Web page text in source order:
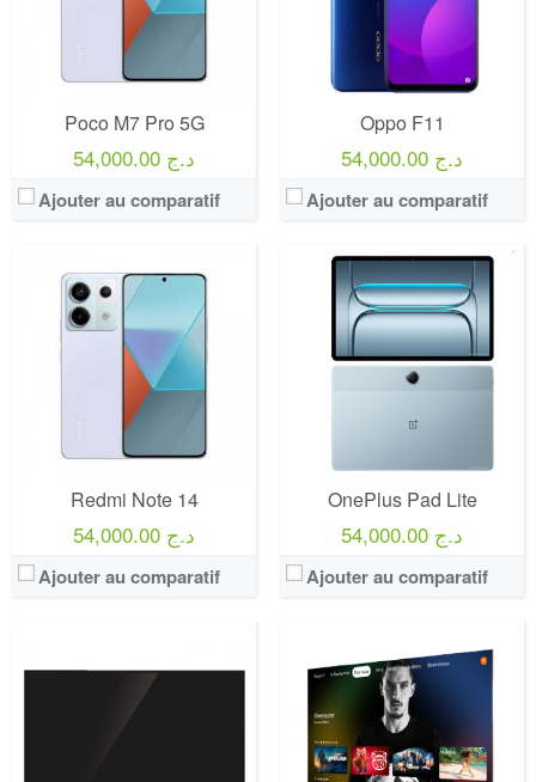
Poco M7 Pro 5G
54,000.00 د.ج
Ajouter au comparatif
Oppo F11
54,000.00 د.ج
Ajouter au comparatif
Redmi Note 14
54,000.00 د.ج
Ajouter au comparatif
OnePlus Pad Lite
54,000.00 د.ج
Ajouter au comparatif
Marque:Condor
54000
Définition: FULLHD
View Details →
Marque:LG
75000
Définition:UHD TV
View Details →
Marque:LG
UHD TV